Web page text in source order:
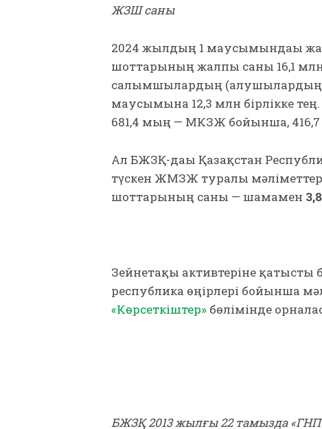
ЖЗШ саны
2024 жылдың 1 маусымындағы
шоттарының жалпы саны 16,1 млн.
салымшылардың
маусымына 12,3 млн бірлікке
681,4 мың — МКЗЖ бойынша,
Ал БЖЗҚ-дағы Қазақстан
түскен ЖМЗЖ туралы мәліметтер
шоттарының саны — шамамен
Зейнетақы активтеріне қатысты
республика өңірлері бойынша
«Көрсеткіштер» бөлімінде
БЖЗҚ 2013 жылғы 22 тамызда